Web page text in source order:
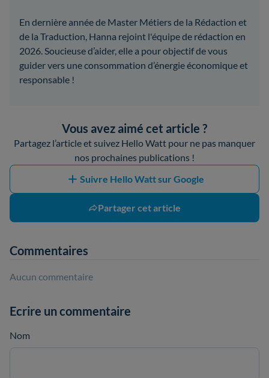
En dernière année de Master Métiers de la Rédaction et
de la Traduction, Hanna rejoint l'équipe de rédaction en
2026. Soucieuse d’aider, elle a pour objectif de vous
guider vers une consommation d’énergie économique et
responsable !
Vous avez aimé cet article ?
Partagez l’article et suivez Hello Watt pour ne pas manquer
nos prochaines publications !
Suivre Hello Watt sur Google
Partager cet article
Commentaires
Aucun commentaire
Ecrire un commentaire
Nom